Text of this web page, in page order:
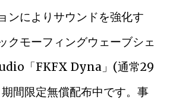
ンによりサウンドを強化す
クモーフィングウェーブシェ
「FKFX Dyna」(通常29
間限定無償配布中です。事